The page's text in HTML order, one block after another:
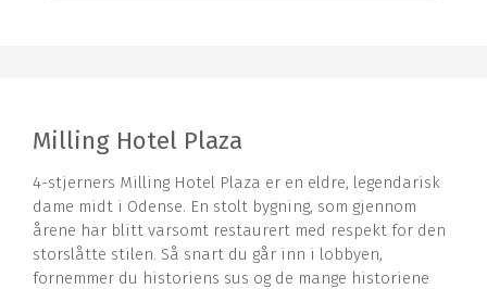
Milling Hotel Plaza
4-stjerners Milling Hotel Plaza er en eldre, legendarisk
dame midt i Odense. En stolt bygning, som gjennom
årene har blitt varsomt restaurert med respekt for den
storslåtte stilen. Så snart du går inn i lobbyen,
fornemmer du historiens sus og de mange historiene